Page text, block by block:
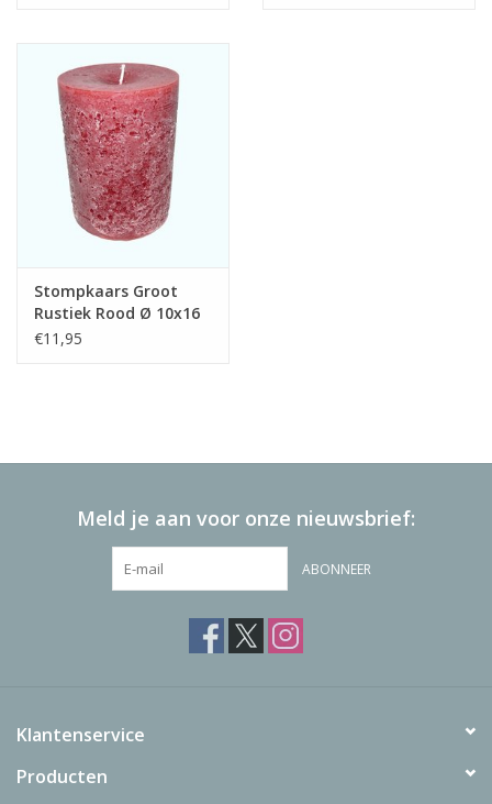
Stompkaars Groot
Rustiek Rood Ø 10x16
cm
€11,95
Meld je aan voor onze nieuwsbrief:
ABONNEER
Klantenservice
Producten